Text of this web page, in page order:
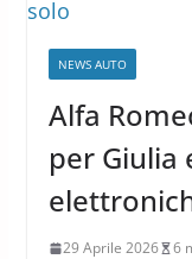
NEWS AUTO
Alfa
per Giulia
29 Aprile 2026 6